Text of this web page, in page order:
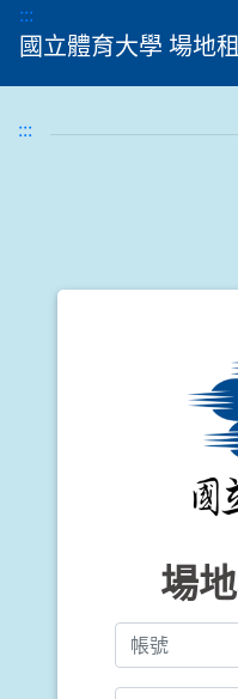
跳到主要內容顯示區
:::
國立體育大學 場地
:::
場